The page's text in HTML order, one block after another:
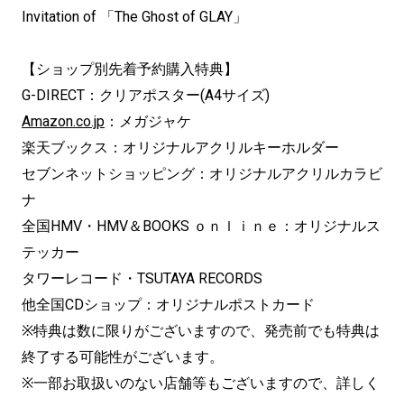
Invitation of 「The Ghost of GLAY」
【ショップ別先着予約購入特典】
G-DIRECT：クリアポスター(A4サイズ)
Amazon.co.jp ：メガジャケ
楽天ブックス：オリジナルアクリルキーホルダー
セブンネットショッピング：オリジナルアクリルカラビ
ナ
全国HMV・HMV＆BOOKS ｏｎｌｉｎｅ：オリジナルス
テッカー
タワーレコード・TSUTAYA RECORDS
他全国CDショップ：オリジナルポストカード
※特典は数に限りがございますので、発売前でも特典は
終了する可能性がございます。
※一部お取扱いのない店舗等もございますので、詳しく